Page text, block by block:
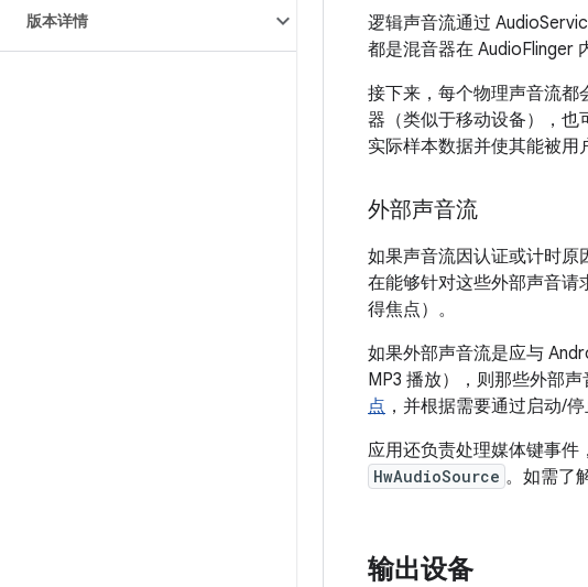
版本详情
逻辑声音流通过
都是混音器在 AudioFlinger
接下来，每个物理声音流都
器（类似于移动设备），也
实际样本数据并使其能被用
外部声音流
如果声音流因认证或计时原
在能够针对这些外部声音请
得焦点）。
如果外部声音流是应与
MP3 播放），则那些外部
点 ，并根据需要通过启动/
应用还负责处理媒体键事
HwAudioSource 。如需了
输出设备